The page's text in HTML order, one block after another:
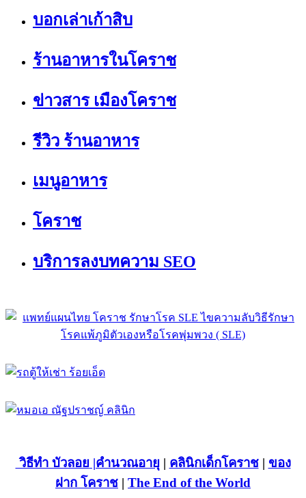
บอกเล่าเก้าสิบ
ร้านอาหารในโคราช
ข่าวสาร เมืองโคราช
รีวิว ร้านอาหาร
เมนูอาหาร
โคราช
บริการลงบทความ SEO
วิธีทำ บัวลอย |คำนวณอายุ | คลินิกเด็กโคราช| ของ
ฝาก โคราช | The End of the World